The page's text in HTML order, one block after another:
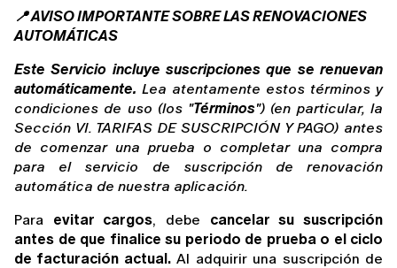
📍 AVISO IMPORTANTE SOBRE LAS RENOVACIONES
AUTOMÁTICAS
Este Servicio incluye suscripciones que se renuevan
automáticamente. Lea atentamente estos términos y
condiciones de uso (los "Términos") (en particular, la
Sección VI. TARIFAS DE SUSCRIPCIÓN Y PAGO) antes
de comenzar una prueba o completar una compra
para el servicio de suscripción de renovación
automática de nuestra aplicación.
Para evitar cargos, debe cancelar su suscripción
antes de que finalice su periodo de prueba o el ciclo
de facturación actual. Al adquirir una suscripción de